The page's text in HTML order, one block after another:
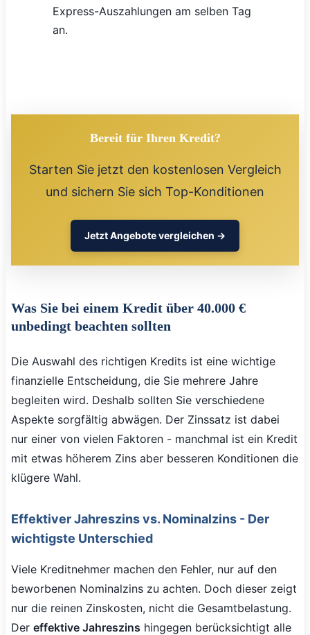
Express-Auszahlungen am selben Tag
an.
Bereit für Ihren Kredit?
Starten Sie jetzt den kostenlosen Vergleich
und sichern Sie sich Top-Konditionen
Jetzt Angebote vergleichen →
Was Sie bei einem Kredit über 40.000 €
unbedingt beachten sollten
Die Auswahl des richtigen Kredits ist eine wichtige
finanzielle Entscheidung, die Sie mehrere Jahre
begleiten wird. Deshalb sollten Sie verschiedene
Aspekte sorgfältig abwägen. Der Zinssatz ist dabei
nur einer von vielen Faktoren - manchmal ist ein Kredit
mit etwas höherem Zins aber besseren Konditionen die
klügere Wahl.
Effektiver Jahreszins vs. Nominalzins - Der
wichtigste Unterschied
Viele Kreditnehmer machen den Fehler, nur auf den
beworbenen Nominalzins zu achten. Doch dieser zeigt
nur die reinen Zinskosten, nicht die Gesamtbelastung.
Der effektive Jahreszins hingegen berücksichtigt alle